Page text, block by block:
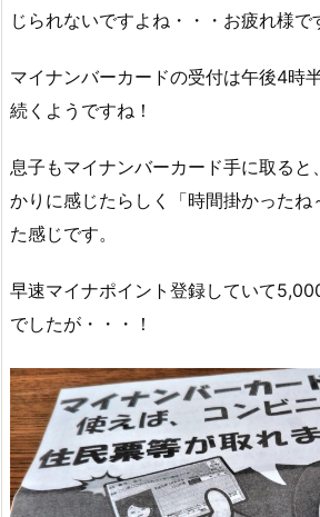
じられないですよね・・・お疲れ様で
マイナンバーカードの受付は午後4時
続くようですね！
息子もマイナンバーカード手に取ると
かりに感じたらしく「時間掛かったね
た感じです。
早速マイナポイント登録していて
でしたが・・・！